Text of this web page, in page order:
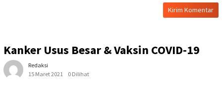
Kanker Usus Besar & Vaksin COVID-19
Redaksi
15 Maret 2021
0 Dilihat